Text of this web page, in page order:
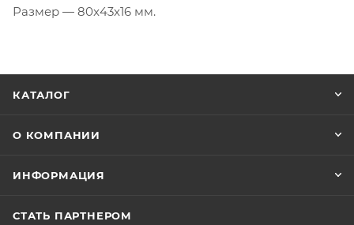
Размер — 80x43x16 мм.
КАТАЛОГ
О КОМПАНИИ
ИНФОРМАЦИЯ
СТАТЬ ПАРТНЕРОМ